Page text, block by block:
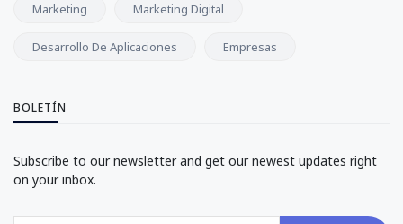
Marketing Marketing Digital
Desarrollo De Aplicaciones Empresas
BOLETÍN
Subscribe to our newsletter and get our newest updates right
on your inbox.